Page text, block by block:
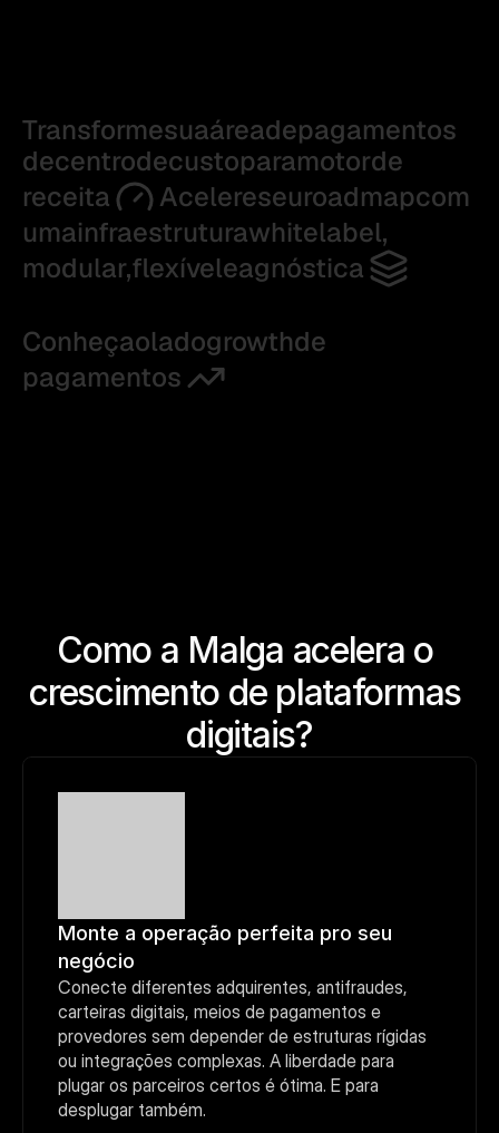
Transformesuaáreadepagamentos
decentrodecustoparamotorde
receita
Acelereseuroadmapcom
umainfraestruturawhitelabel,
modular,flexíveleagnóstica
Conheçaoladogrowthde
pagamentos
Como a Malga acelera o
crescimento de plataformas
digitais?
Monte a operação perfeita pro seu
negócio
Conecte diferentes adquirentes, antifraudes,
carteiras digitais, meios de pagamentos e
provedores sem depender de estruturas rígidas
ou integrações complexas. A liberdade para
plugar os parceiros certos é ótima. E para
desplugar também.